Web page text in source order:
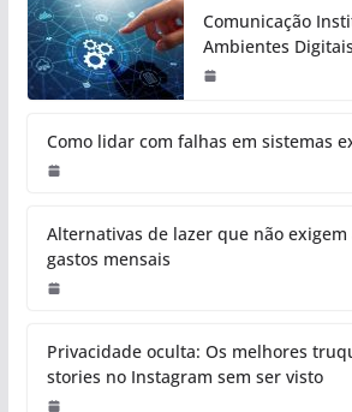
Comunicação
Ambientes Digitais
Como lidar com falhas em sistemas
Alternativas de lazer que não
gastos mensais
Privacidade oculta: Os melhores
stories no Instagram sem ser visto